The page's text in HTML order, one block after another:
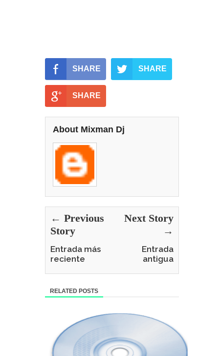
SHARE SHARE
SHARE
About Mixman Dj
← Previous
Story
Entrada más
reciente
Next Story
→
Entrada
antigua
RELATED POSTS